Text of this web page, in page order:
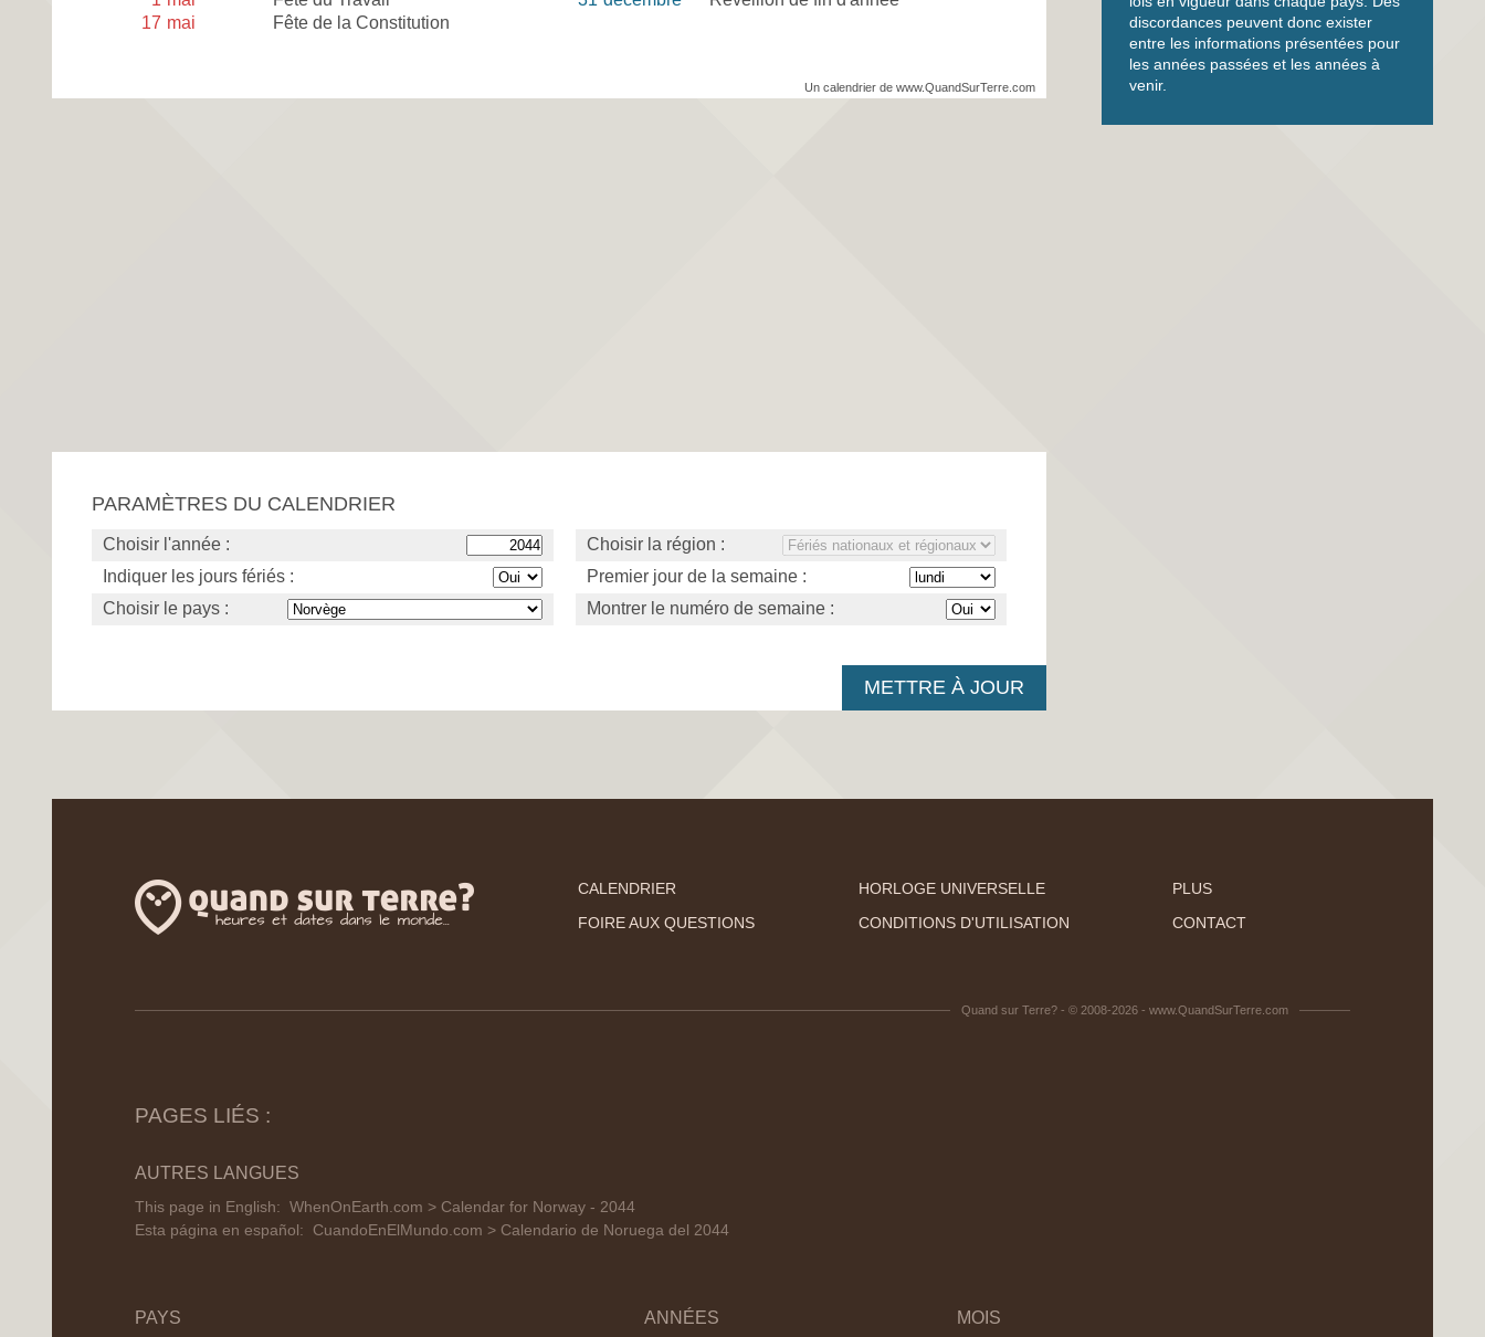
17 mai Fête de la Constitution
Un calendrier de www.QuandSurTerre.com
PARAMÈTRES DU CALENDRIER
Choisir l'année :
Indiquer les jours fériés :
Choisir le pays :
Choisir la région :
Premier jour de la semaine :
Montrer le numéro de semaine :
discordances peuvent donc exister
entre les informations présentées pour
les années passées et les années à
venir.
CALENDRIER HORLOGE UNIVERSELLE
PLUS
FOIRE AUX QUESTIONS
CONDITIONS D'UTILISATION CONTACT
Quand sur Terre? - © 2008-2026 - www.QuandSurTerre.com
PAGES LIÉS :
AUTRES LANGUES
This page in English: WhenOnEarth.com > Calendar for Norway - 2044
Esta página en español: CuandoEnElMundo.com > Calendario de Noruega del 2044
PAYS ANNÉES MOIS